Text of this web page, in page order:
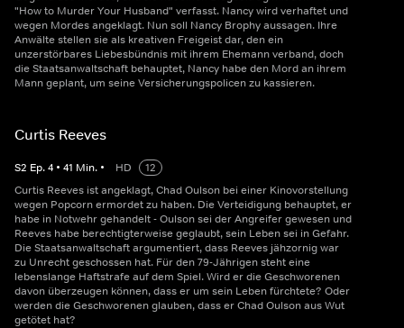
"How to Murder Your Husband" verfasst. Nancy wird verhaftet und
wegen Mordes angeklagt. Nun soll Nancy Brophy aussagen. Ihre
Anwälte stellen sie als kreativen Freigeist dar, den ein
unzerstörbares Liebesbündnis mit ihrem Ehemann verband, doch
die Staatsanwaltschaft behauptet, Nancy habe den Mord an ihrem
Mann geplant, um seine Versicherungspolicen zu kassieren.
Curtis Reeves
S2 Ep.4 • 41 Min. • HD
12
Curtis Reeves ist angeklagt, Chad Oulson bei einer Kinovorstellung
wegen Popcorn ermordet zu haben. Die Verteidigung behauptet, er
habe in Notwehr gehandelt - Oulson sei der Angreifer gewesen und
Reeves habe berechtigterweise geglaubt, sein Leben sei in Gefahr.
Die Staatsanwaltschaft argumentiert, dass Reeves jähzornig war
zu Unrecht geschossen hat. Für den 79-Jährigen steht eine
lebenslange Haftstrafe auf dem Spiel. Wird er die Geschworenen
davon überzeugen können, dass er um sein Leben fürchtete? Oder
werden die Geschworenen glauben, dass er Chad Oulson aus Wut
getötet hat?